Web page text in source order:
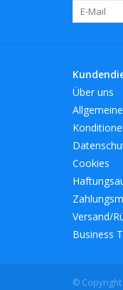
Über uns
Cookies
Versand/
Business
© Copyright